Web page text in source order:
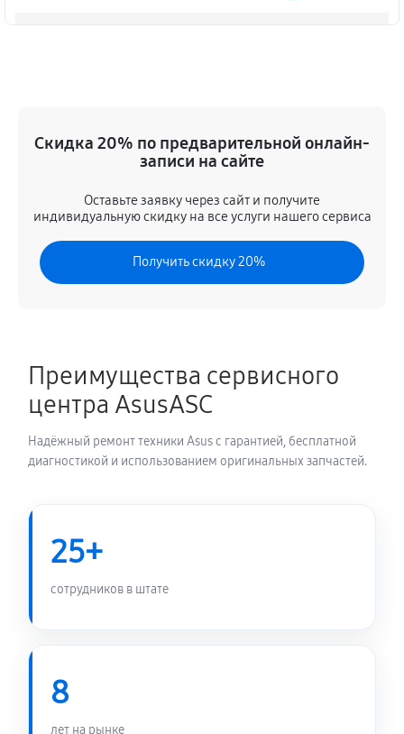
640 руб
1690 руб 80 минут
Замена экрана ноутбука Asus L1 L1500CDABQ0641T
740 руб 80 минут
Замена термопасты ноутбука Asus L1
30 минут
L1500CDABQ0641T
Скидка 20% по предварительной онлайн-
записи на сайте
Оставьте заявку через сайт и получите
индивидуальную скидку на все услуги нашего сервиса
Получить скидку 20%
Преимущества сервисного
центра AsusASC
Надёжный ремонт техники Asus с гарантией, бесплатной
диагностикой и использованием оригинальных запчастей.
25+
сотрудников в штате
8
лет на рынке